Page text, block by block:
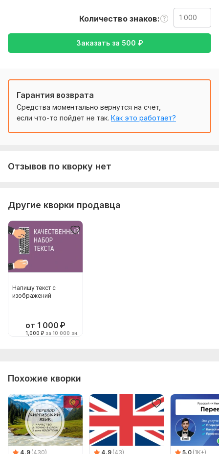
понадобится задать вам вопросы. Выполню работу за 3-4
в зависимости от объема. Если что-то не понравится
переделаю бесплатно.
Тематика:
Язык перевода:
с Русского на Английский
Объем услуги в кворке: 1 000 знаков
Количество знаков
Заказать за 500 ₽
Гарантия возврата
Средства моментально вернутся на счет,
если что-то пойдет не так. Как это работает?
Отзывов по кворку нет
Другие кворки продавца
Напишу текст с
изображений
от 1 000 ₽
1,000 ₽ за 10 000 зн.
Похожие кворки
4.9 (430) 4.9 (43) 5.0 (1K+)